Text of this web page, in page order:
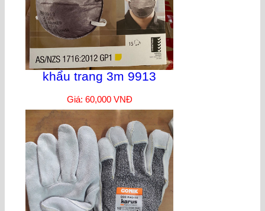
khẩu trang 3m 9913
Giá: 60,000 VNĐ